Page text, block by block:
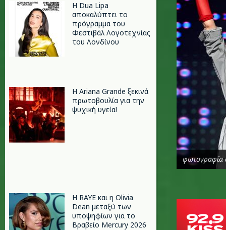
Η Dua Lipa
αποκαλύπτει το
πρόγραμμα του
Φεστιβάλ Λογοτεχνίας
του Λονδίνου
Η Ariana Grande ξεκινά
πρωτοβουλία για την
ψυχική υγεία!
Η RAYE και η Olivia
Dean μεταξύ των
υποψηφίων για το
Βραβείο Mercury 2026
φωτογραφία